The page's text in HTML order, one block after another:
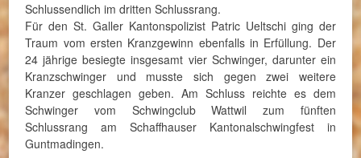
Schlussendlich im dritten Schlussrang.
Für den St. Galler Kantonspolizist Patric Ueltschi ging der
Traum vom ersten Kranzgewinn ebenfalls in Erfüllung. Der
24 jährige besiegte insgesamt vier Schwinger, darunter ein
Kranzschwinger und musste sich gegen zwei weitere
Kranzer geschlagen geben. Am Schluss reichte es dem
Schwinger vom Schwingclub Wattwil zum fünften
Schlussrang am Schaffhauser Kantonalschwingfest in
Guntmadingen.